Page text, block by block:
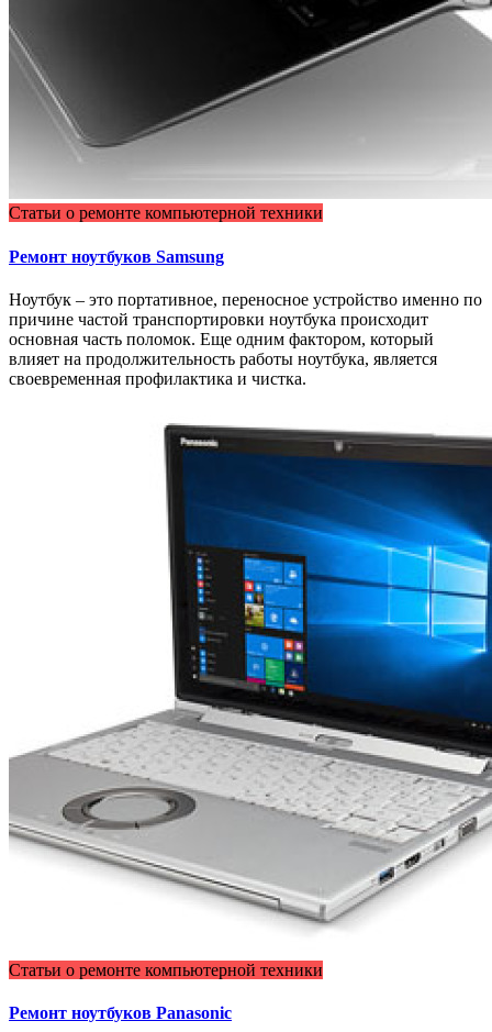
Статьи о ремонте компьютерной техники
Ремонт ноутбуков Samsung
Ноутбук – это портативное, переносное устройство именно по
причине частой транспортировки ноутбука происходит
основная часть поломок. Еще одним фактором, который
влияет на продолжительность работы ноутбука, является
своевременная профилактика и чистка.
Статьи о ремонте компьютерной техники
Ремонт ноутбуков Panasonic